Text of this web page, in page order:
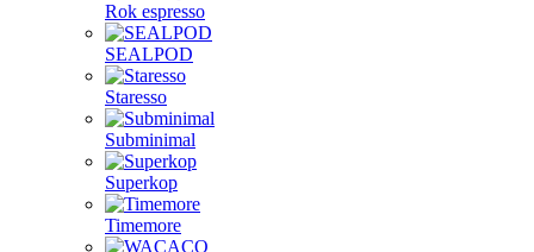
Rok espresso
SEALPOD
Staresso
Subminimal
Superkop
Timemore